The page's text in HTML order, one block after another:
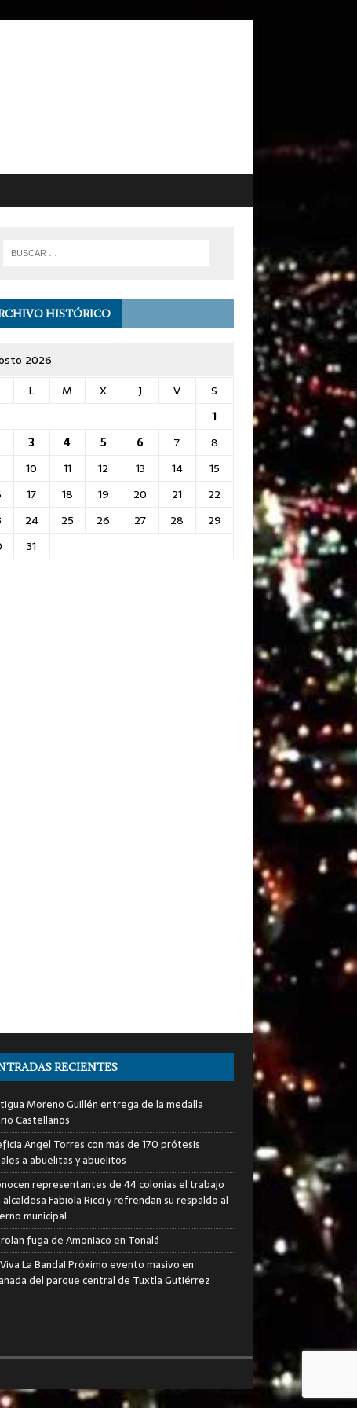
HISTÓRICO
2026
L M X J V
S
1
3 4 5 6 7
8
10 11 12 13 14
15
17 18 19 20 21
22
24 25 26 27 28
29
31
RECIENTES
Moreno Guillén entrega de la medalla
Castellanos
Angel Torres con más de 170 prótesis
a abuelitas y abuelitos
representantes de 44 colonias el trabajo
Fabiola Ricci y refrendan su respaldo al
municipal
fuga de Amoniaco en Tonalá
La Banda! Próximo evento masivo en
del parque central de Tuxtla Gutiérrez